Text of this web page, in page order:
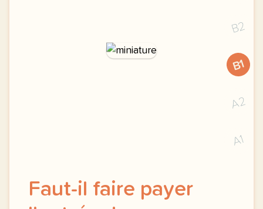
B2
B1
A2
A1
Faut-il faire payer